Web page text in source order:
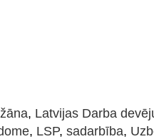
, Latvijas Darba
, LSP, sadarbība,